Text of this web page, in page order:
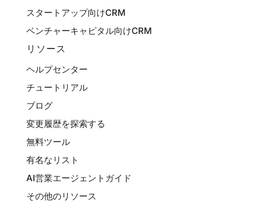
スタートアップ向けCRM
ベンチャーキャピタル向けCRM
リソース
ヘルプセンター
チュートリアル
ブログ
変更履歴を探索する
無料ツール
有名なリスト
AI営業エージェントガイド
その他のリソース